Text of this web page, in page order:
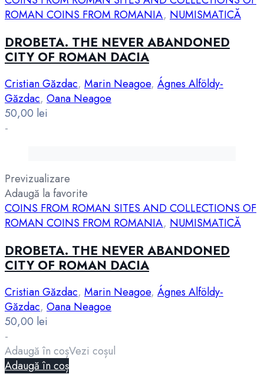
ROMAN COINS FROM ROMANIA, NUMISMATICĂ
DROBETA. THE NEVER ABANDONED
CITY OF ROMAN DACIA
Cristian Găzdac, Marin Neagoe, Ágnes Alföldy-
Găzdac, Oana Neagoe
50,00 lei
-
Previzualizare
Adaugă la favorite
COINS FROM ROMAN SITES AND COLLECTIONS OF
ROMAN COINS FROM ROMANIA, NUMISMATICĂ
DROBETA. THE NEVER ABANDONED
CITY OF ROMAN DACIA
Cristian Găzdac, Marin Neagoe, Ágnes Alföldy-
Găzdac, Oana Neagoe
50,00 lei
-
Adaugă în coșVezi coșul
Adaugă în coș